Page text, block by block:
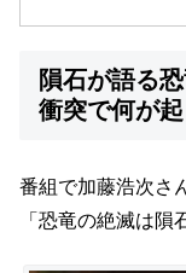
隕石が語る
衝突で何が
番組で加藤浩次さ
「恐竜の絶滅は隕